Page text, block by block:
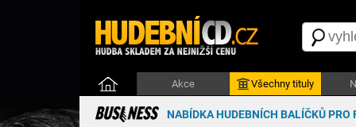
Akce Všechny tituly
NABÍDKA HUDEBNÍCH BALÍČKŮ PRO